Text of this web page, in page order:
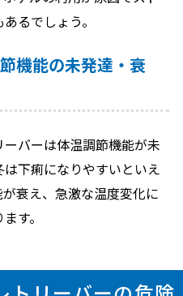
るでしょう。
機能の未発達・衰
バーは体温調節機能が未
下痢になりやすいといえ
衰え、急激な温度変化に
す。